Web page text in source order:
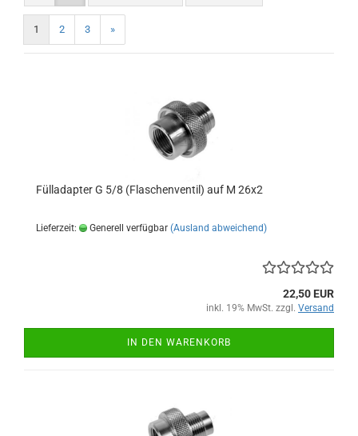
1 2 3 »
Fülladapter G 5/8 (Flaschenventil) auf M 26x2
Lieferzeit: Generell verfügbar (Ausland abweichend)
22,50 EUR
inkl. 19% MwSt. zzgl. Versand
IN DEN WARENKORB